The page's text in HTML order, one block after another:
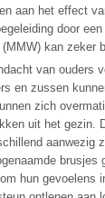
aan het effect
door
kan zeker
van ouders
en zussen
zich
uit het gezin.
aanwezig
brusjes
hun gevoelens